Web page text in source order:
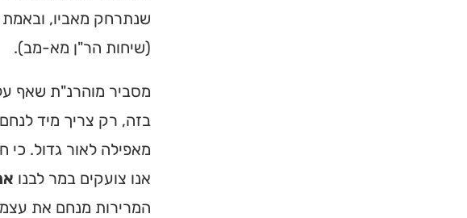
שנתרחק מאביו, ובאמת
(שיחות הר"ן מא-מב).
מסביר מוהרנ"ת שאף
בזה, רק צריך מיד
מאפילה לאור גדול.
אנו צועקים במר לבנו
המרירות מנחם את